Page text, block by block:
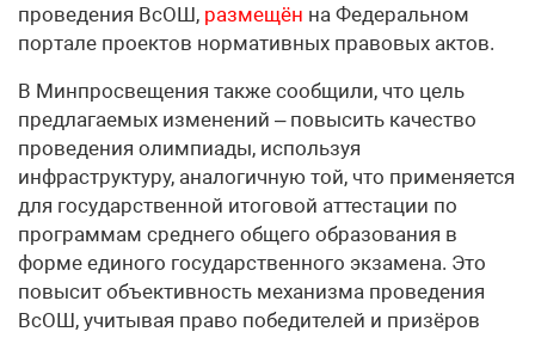
проведения ВсОШ, размещён на Федеральном
портале проектов нормативных правовых актов.
В Минпросвещения также сообщили, что цель
предлагаемых изменений – повысить качество
проведения олимпиады, используя
инфраструктуру, аналогичную той, что применяется
для государственной итоговой аттестации по
программам среднего общего образования в
форме единого государственного экзамена. Это
повысит объективность механизма проведения
ВсОШ, учитывая право победителей и призёров